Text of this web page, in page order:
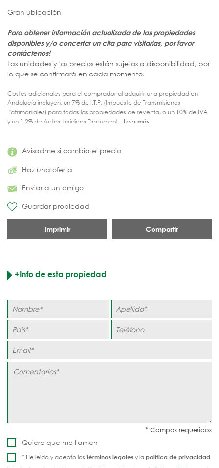
Avisadme si cambia el precio
Haz una oferta
Enviar a un amigo
Guardar propiedad
Imprimir Compartir
Gran ubicación
Para obtener información actualizada de las propiedades
disponibles y/o concertar un cita para visitarlas, por favor
contáctenos!
Las unidades y los precios están sujetos a disponibilidad, por
lo que se confirmará en cada momento.
Costes adicionales para el comprador al adquirir una propiedad en
Andalucía incluyen: un 7% de I.T.P. (Impuesto de Transmisiones
Patrimoniales) para todas las propiedades de reventa, o un 10% de IVA
y un 1,2% de Actos Jurídicos Document... Leer más
+Info de esta propiedad
Quiero que me llamen
* He leído y acepto los términos legalesy lapolítica de privacidad